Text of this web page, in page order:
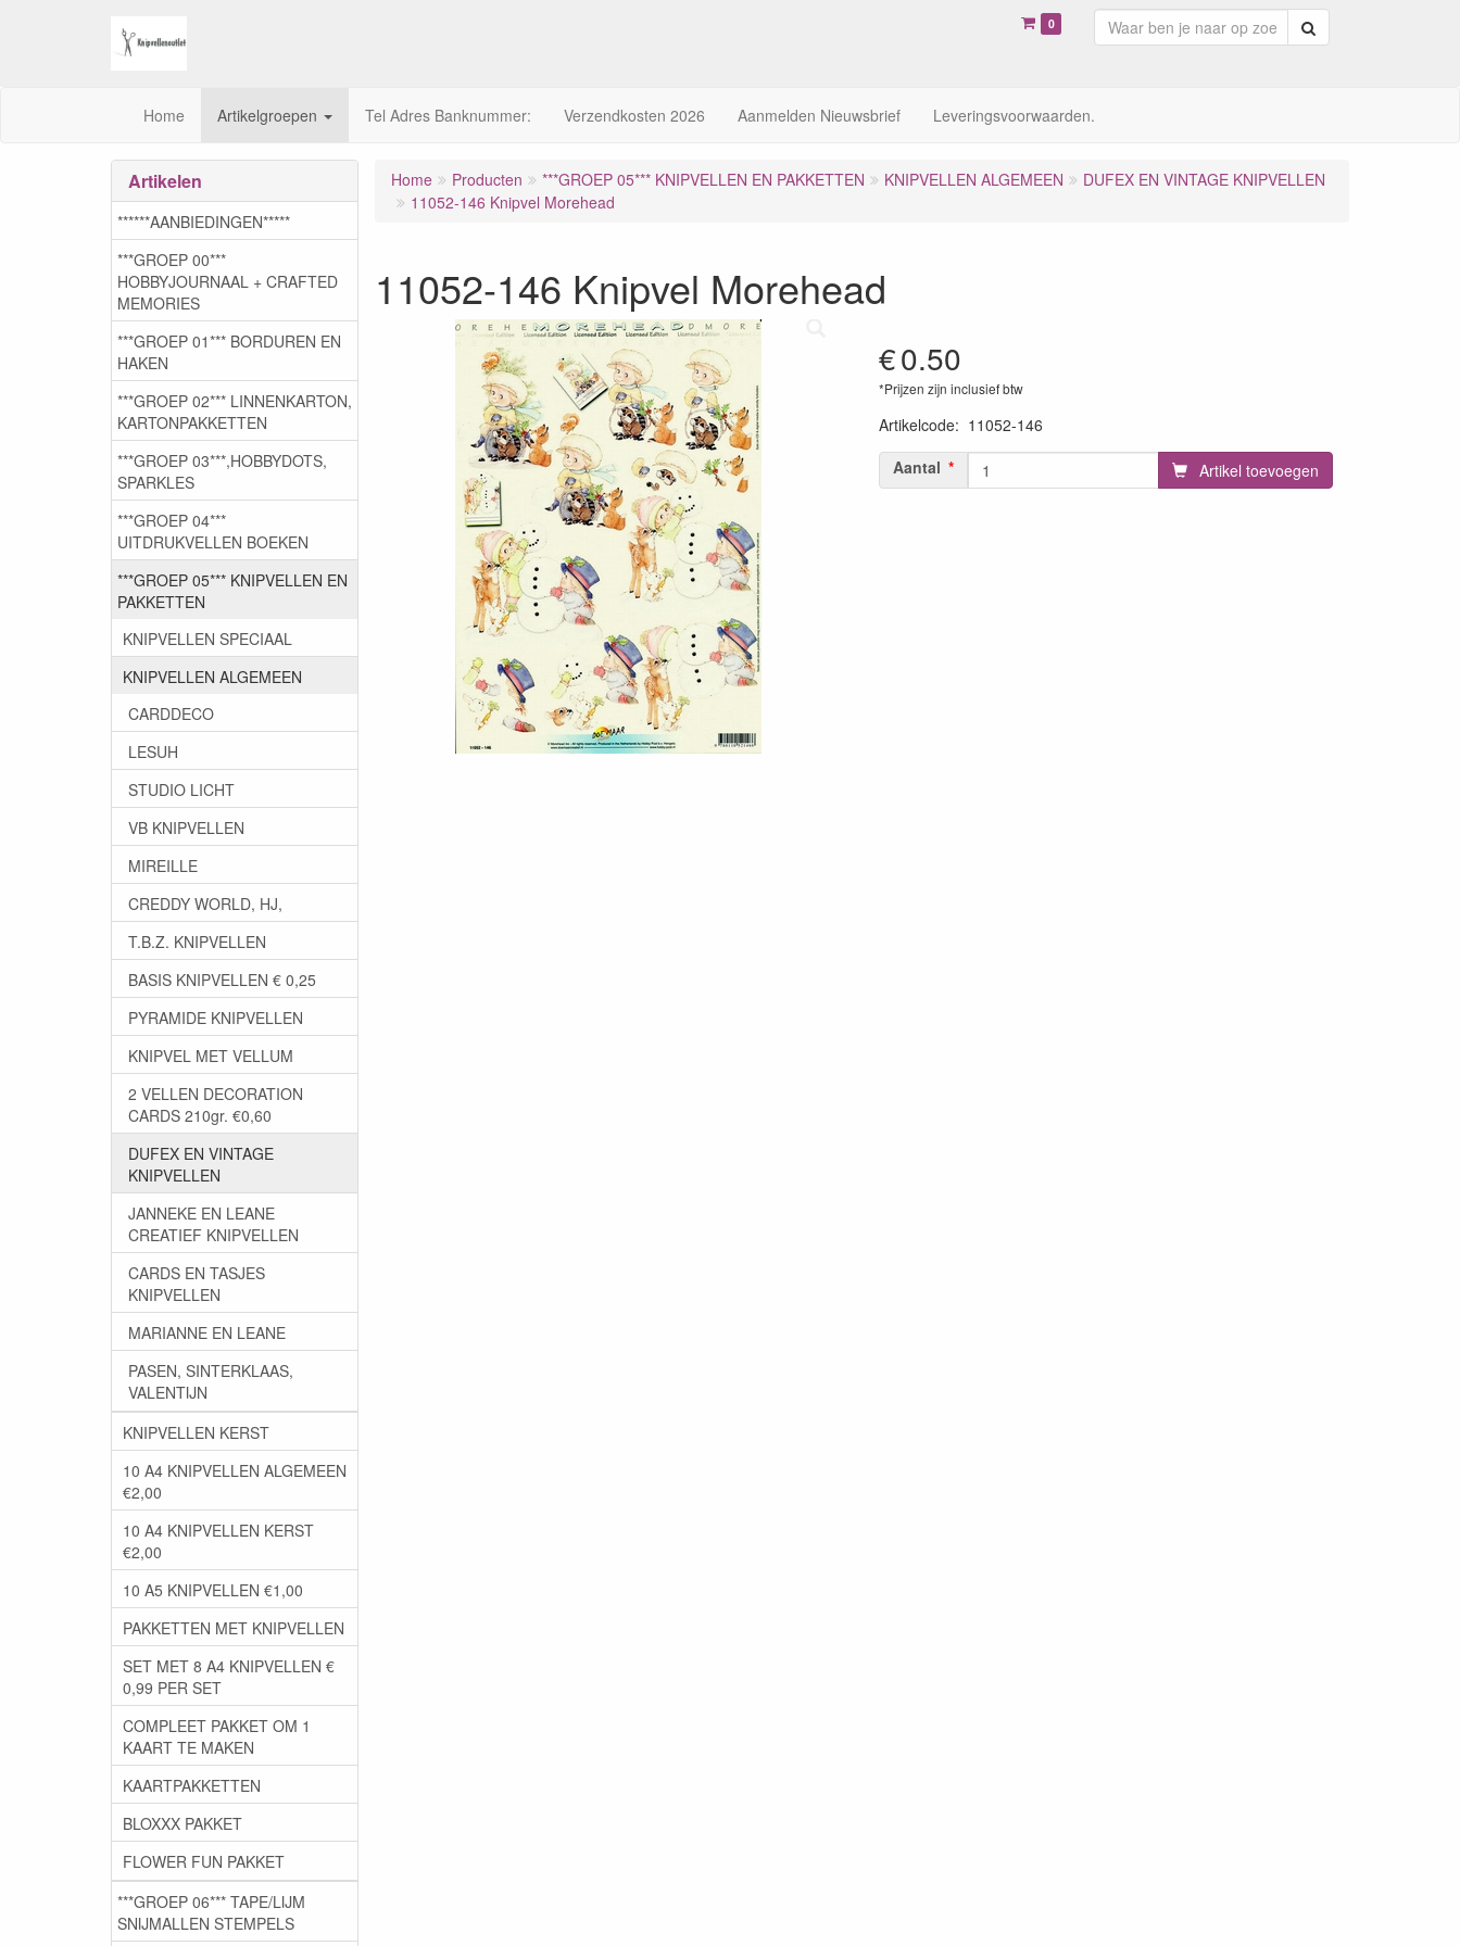
0
Home Artikelgroepen Tel Adres Banknummer: Verzendkosten 2026 Aanmelden Nieuwsbrief Leveringsvoorwaarden.
Home Producten ***GROEP 05*** KNIPVELLEN EN PAKKETTEN KNIPVELLEN ALGEMEEN
DUFEX EN VINTAGE KNIPVELLEN
11052-146 Knipvel Morehead
11052-146 Knipvel Morehead
€0.50
*Prijzen zijn inclusief btw
Artikelcode: 11052-146
Aantal
Artikel toevoegen
Artikelen
******AANBIEDINGEN*****
***GROEP 00***
HOBBYJOURNAAL + CRAFTED
MEMORIES
***GROEP 01*** BORDUREN EN
HAKEN
***GROEP 02*** LINNENKARTON,
KARTONPAKKETTEN
***GROEP 03***,HOBBYDOTS,
SPARKLES
***GROEP 04***
UITDRUKVELLEN BOEKEN
***GROEP 05*** KNIPVELLEN EN
PAKKETTEN
KNIPVELLEN SPECIAAL
KNIPVELLEN ALGEMEEN
CARDDECO
LESUH
STUDIO LICHT
VB KNIPVELLEN
MIREILLE
CREDDY WORLD, HJ,
T.B.Z. KNIPVELLEN
BASIS KNIPVELLEN € 0,25
PYRAMIDE KNIPVELLEN
KNIPVEL MET VELLUM
2 VELLEN DECORATION
CARDS 210gr. €0,60
DUFEX EN VINTAGE
KNIPVELLEN
JANNEKE EN LEANE
CREATIEF KNIPVELLEN
CARDS EN TASJES
KNIPVELLEN
MARIANNE EN LEANE
PASEN, SINTERKLAAS,
VALENTIJN
KNIPVELLEN KERST
10 A4 KNIPVELLEN ALGEMEEN
€2,00
10 A4 KNIPVELLEN KERST
€2,00
10 A5 KNIPVELLEN €1,00
PAKKETTEN MET KNIPVELLEN
SET MET 8 A4 KNIPVELLEN €
0,99 PER SET
COMPLEET PAKKET OM 1
KAART TE MAKEN
KAARTPAKKETTEN
BLOXXX PAKKET
FLOWER FUN PAKKET
***GROEP 06*** TAPE/LIJM
SNIJMALLEN STEMPELS